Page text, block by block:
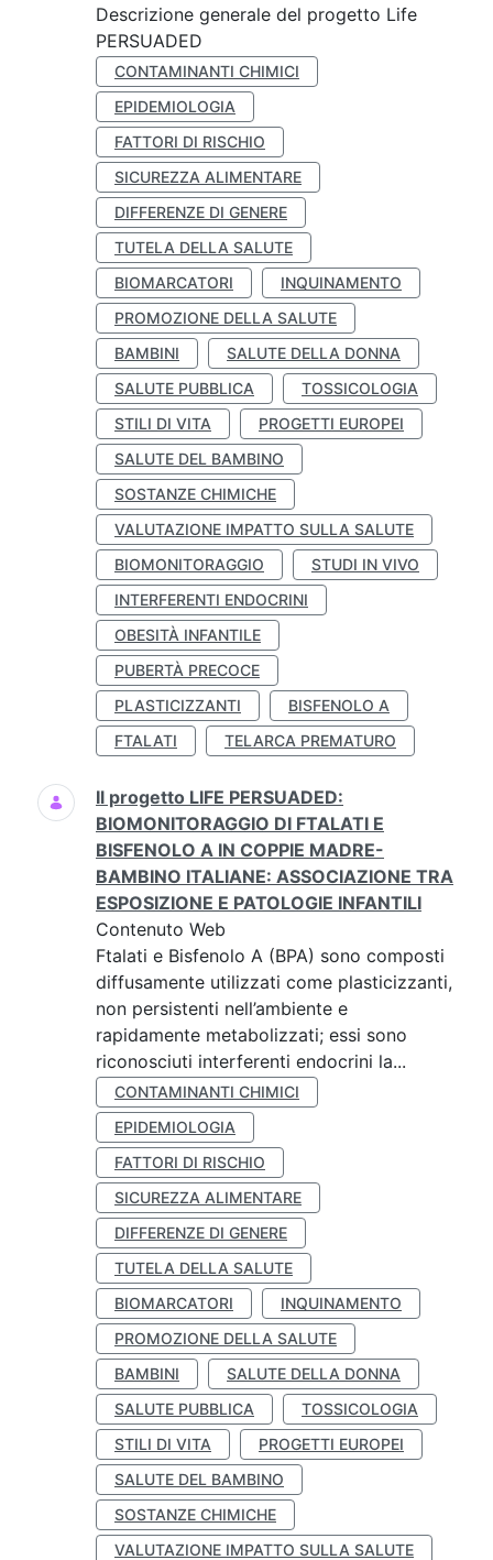
Descrizione generale del progetto Life
PERSUADED
CONTAMINANTI CHIMICI
EPIDEMIOLOGIA
FATTORI DI RISCHIO
SICUREZZA ALIMENTARE
DIFFERENZE DI GENERE
TUTELA DELLA SALUTE
BIOMARCATORI
INQUINAMENTO
PROMOZIONE DELLA SALUTE
BAMBINI
SALUTE DELLA DONNA
SALUTE PUBBLICA
TOSSICOLOGIA
STILI DI VITA
PROGETTI EUROPEI
SALUTE DEL BAMBINO
SOSTANZE CHIMICHE
VALUTAZIONE IMPATTO SULLA SALUTE
BIOMONITORAGGIO
STUDI IN VIVO
INTERFERENTI ENDOCRINI
OBESITÀ INFANTILE
PUBERTÀ PRECOCE
PLASTICIZZANTI
BISFENOLO A
FTALATI
TELARCA PREMATURO
Il progetto LIFE PERSUADED:
BIOMONITORAGGIO DI FTALATI E
BISFENOLO A IN COPPIE MADRE-
BAMBINO ITALIANE: ASSOCIAZIONE TRA
ESPOSIZIONE E PATOLOGIE INFANTILI
Contenuto Web
Ftalati e Bisfenolo A (BPA) sono composti
diffusamente utilizzati come plasticizzanti,
non persistenti nell’ambiente e
rapidamente metabolizzati; essi sono
riconosciuti interferenti endocrini la...
CONTAMINANTI CHIMICI
EPIDEMIOLOGIA
FATTORI DI RISCHIO
SICUREZZA ALIMENTARE
DIFFERENZE DI GENERE
TUTELA DELLA SALUTE
BIOMARCATORI
INQUINAMENTO
PROMOZIONE DELLA SALUTE
BAMBINI
SALUTE DELLA DONNA
SALUTE PUBBLICA
TOSSICOLOGIA
STILI DI VITA
PROGETTI EUROPEI
SALUTE DEL BAMBINO
SOSTANZE CHIMICHE
VALUTAZIONE IMPATTO SULLA SALUTE